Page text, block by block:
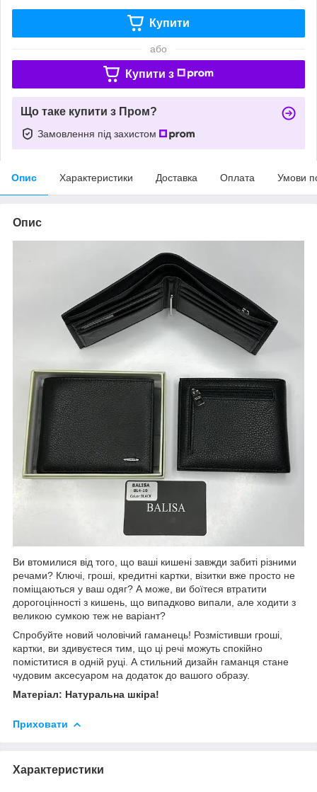
Купити
або
Купити з
Що таке купити з Пром?
Замовлення під захистом
Опис Характеристики Доставка Оплата Умови
Опис
Ви втомилися від того, що ваші кишені завжди забиті різними
речами? Ключі, гроші, кредитні картки, візитки вже просто не
поміщаються у ваш одяг? А може, ви боїтеся втратити
дорогоцінності з кишень, що випадково випали, але ходити з
великою сумкою теж не варіант?
Спробуйте новий чоловічий гаманець! Розмістивши гроші,
картки, ви здивуєтеся тим, що ці речі можуть спокійно
поміститися в одній руці. А стильний дизайн гаманця стане
чудовим аксесуаром на додаток до вашого образу.
Матеріал: Натуральна шкіра!
Приховати
Характеристики